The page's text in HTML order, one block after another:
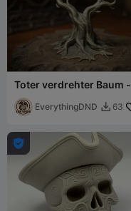
Toter verdrehter Baum -
Streugelände
EverythingDND  63
